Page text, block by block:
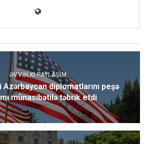
ƏVVƏLKI PAYLAŞIM
diplomatlarını peşə
münasibətilə təbrik etdi